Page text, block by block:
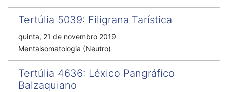
Tertúlia 5039: Filigrana Tarística
quinta, 21 de novembro 2019
Mentalsomatologia (Neutro)
Tertúlia 4636: Léxico Pangráfico
Balzaquiano